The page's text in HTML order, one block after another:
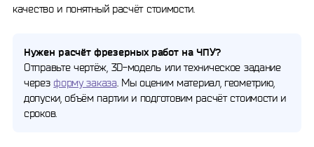
качество и понятный расчёт стоимости.
Нужен расчёт фрезерных работ на ЧПУ?
Отправьте чертёж, 3D-модель или техническое задание
через форму заказа. Мы оценим материал, геометрию,
допуски, объём партии и подготовим расчёт стоимости и
сроков.